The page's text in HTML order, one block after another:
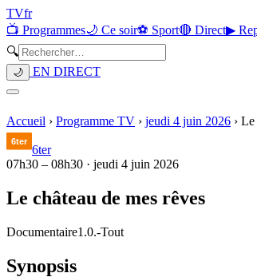
TVfr
📺 Programmes🌙 Ce soir⚽ Sport🔴 Direct▶
🔍
🌙 EN DIRECT
Accueil › Programme TV › jeudi 4 juin 2026 › Le
6ter
07h30 – 08h30 · jeudi 4 juin 2026
Le château de mes rêves
Documentaire1.0.-Tout
Synopsis